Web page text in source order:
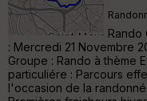
Rando
: Mercredi 21 Novembre
Groupe : Rando à thème
particuliére : Parcours
l'occasion de la